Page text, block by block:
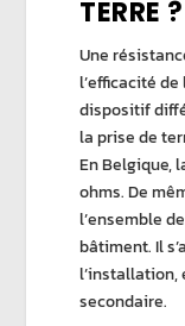
TERRE ?
Une
l’efficacité de
dispositif
laprise de
En Belgique,
ohms. De
l’ensemble
bâtiment. Il
l’installation,
secondaire.